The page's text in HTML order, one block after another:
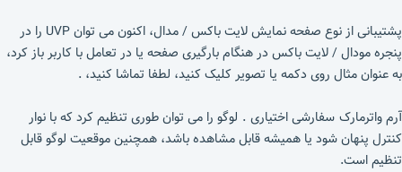
پشتیبانی از نوع صفحه نمایش لایت باکس / مدال، اکنون می توان UVP را در
پنجره مودال / لایت باکس در هنگام بارگیری صفحه یا در تعامل با کاربر باز کرد،
به عنوان مثال روی دکمه یا تصویر کلیک کنید، لطفا تماشا کنید، .
آرم واترمارک سفارشی اختیاری . لوگو را می توان طوری تنظیم کرد که با نوار
کنترل پنهان شود یا همیشه قابل مشاهده باشد، همچنین موقعیت لوگو قابل
تنظیم است.